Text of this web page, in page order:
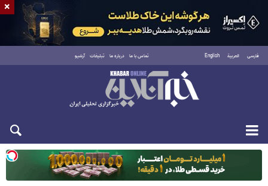
فارسی العربية English تماس با ما درباره ما تبلیغات آرشیو
دوشنبه ۱۹ مرداد ۱۴۰۵
×